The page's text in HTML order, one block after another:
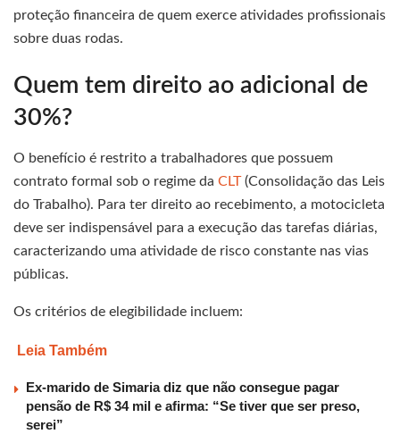
proteção financeira de quem exerce atividades profissionais
sobre duas rodas.
Quem tem direito ao adicional de
30%?
O benefício é restrito a trabalhadores que possuem
contrato formal sob o regime da CLT(Consolidação das Leis
do Trabalho). Para ter direito ao recebimento, a motocicleta
deve ser indispensável para a execução das tarefas diárias,
caracterizando uma atividade de risco constante nas vias
públicas.
Os critérios de elegibilidade incluem:
Leia Também
Ex-marido de Simaria diz que não consegue pagar
pensão de R$ 34 mil e afirma: “Se tiver que ser preso,
serei”